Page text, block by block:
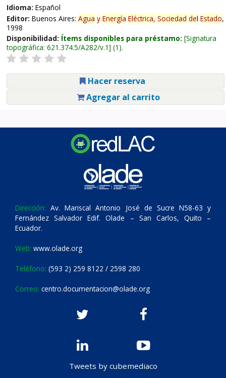
Idioma: Español
Editor: Buenos Aires: Agua y Energía Eléctrica, Sociedad del Estado,
1998
Disponibilidad: Ítems disponibles para préstamo: Signatura
topográfica: 621.374.5/A282/v.1 (1).
Hacer reserva
Agregar al carrito
Dirección: Av. Mariscal Antonio José de Sucre N58-63 y
Fernández Salvador Edif. Olade – San Carlos, Quito –
Ecuador.
Web: www.olade.org
Teléfono: (593 2) 259 8122 / 2598 280
Correo: centro.documentacion@olade.org
Tweets by cubemediaco